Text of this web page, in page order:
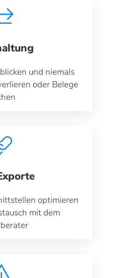
und niemals
oder Belege
optimieren
mit dem